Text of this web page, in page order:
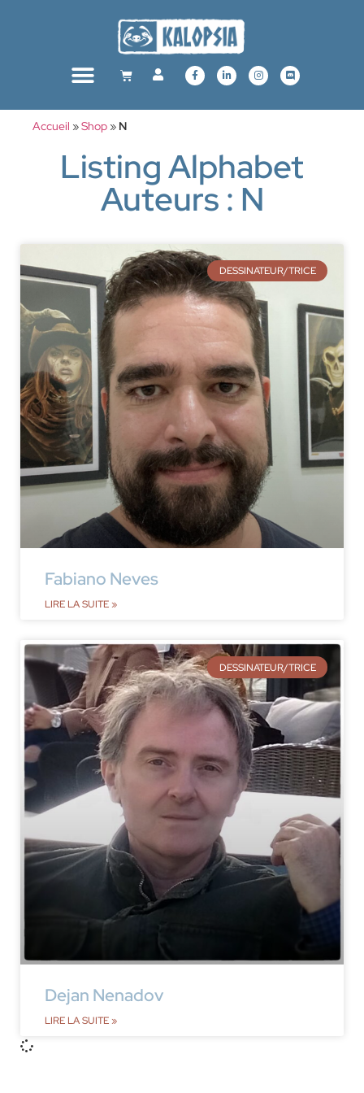
Accueil »Shop » N
Listing Alphabet
Auteurs : N
DESSINATEUR/TRICE
Fabiano Neves
LIRE LA SUITE »
DESSINATEUR/TRICE
Dejan Nenadov
LIRE LA SUITE »